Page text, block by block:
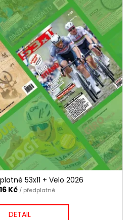
53x11 + Velo 2026
Kč / předplatné
DETAIL